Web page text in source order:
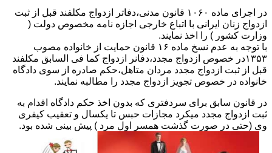
در اجرای ماده ۱۰۶۰ قانون مدنی،دفاتر ازدواج مکلفند قبل از ثبت
ازدواج زنان ایرانی با اتباع خارجی اجازه نامه مخصوص دولت (
وزارت کشور ) را اخذ نمایند.
با توجه به عدم نسخ ماده ۱۶ قانون حمایت از خانواده مصوب
۱۳۵۳در خصوص ازدواج مجدد،دفانر ازدواج کما فی السابق مکلفند
قبل از ثبت ازدواج مجدد مردان متاهل،حکم صادره از سوی دادگاه
خانواده در خصوص تجویز ازدواج مجدد را مطالبه نمایند.
در قانون سابق برای سردفتری که بدون اخذ حکم دادگاه اقدام به
ثبت ازدواج مجدد میکرد مجازات حبس تا یکسال و تعقیب کیفری
وی (حتی در صورت گذشت همسر اول مرد ) پیش بینی شده بود.